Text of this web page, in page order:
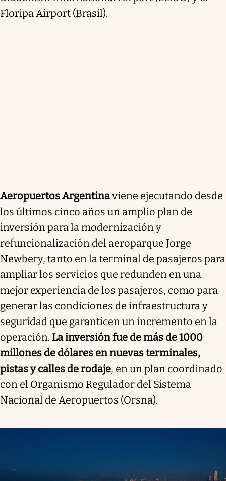
Floripa Airport (Brasil).
Aeropuertos Argentinaviene ejecutando desde
los últimos cinco años un amplio plan de
inversión para la modernización y
refuncionalización del aeroparque Jorge
Newbery, tanto en la terminal de pasajeros para
ampliar los servicios que redunden en una
mejor experiencia de los pasajeros, como para
generar las condiciones de infraestructura y
seguridad que garanticen un incremento en la
operación. La inversión fue de más de 1000
millones de dólares en nuevas terminales,
pistas y calles de rodaje, en un plan coordinado
con el Organismo Regulador del Sistema
Nacional de Aeropuertos (Orsna).